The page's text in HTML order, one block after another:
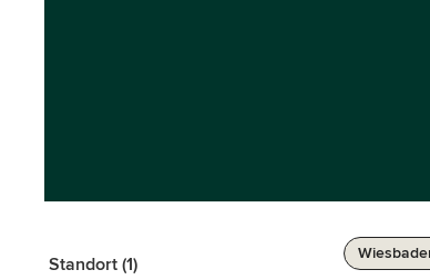
Standort (1)